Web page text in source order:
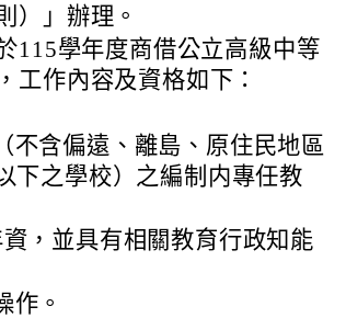
）」辦理。
115學年度商借公立高級中等
工作內容及資格如下：
不含偏遠、離島、原住民地區
下之學校）之編制内專任教
，並具有相關教育行政知能
作。